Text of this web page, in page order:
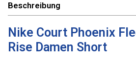
Beschreibung
Nike Court Phoenix
Rise Damen Short